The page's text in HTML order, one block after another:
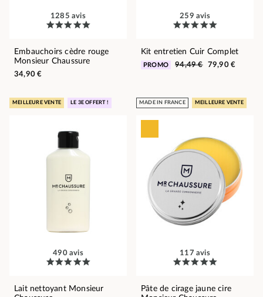
1285 avis
Embauchoirs cèdre rouge
Monsieur Chaussure
34,90 €
259 avis
Kit entretien Cuir Complet
PROMO 94,49 € 79,90 €
MEILLEURE VENTE LE 3E OFFERT !
490 avis
Lait nettoyant Monsieur
MADE IN FRANCE MEILLEURE VENTE
117 avis
Pâte de cirage jaune cire